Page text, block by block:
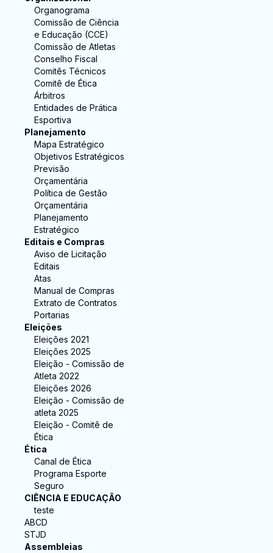
Organograma
Comissão de Ciência
e Educação (CCE)
Comissão de Atletas
Conselho Fiscal
Comitês Técnicos
Comitê de Ética
Árbitros
Entidades de Prática
Esportiva
Planejamento
Mapa Estratégico
Objetivos Estratégicos
Previsão
Orçamentária
Política de Gestão
Orçamentária
Planejamento
Estratégico
Editais e Compras
Aviso de Licitação
Editais
Atas
Manual de Compras
Extrato de Contratos
Portarias
Eleições
Eleições 2021
Eleições 2025
Eleição - Comissão de
Atleta 2022
Eleições 2026
Eleição - Comissão de
atleta 2025
Eleição - Comitê de
Ética
Ética
Canal de Ética
Programa Esporte
Seguro
CIÊNCIA E EDUCAÇÃO
teste
ABCD
STJD
Assembleias